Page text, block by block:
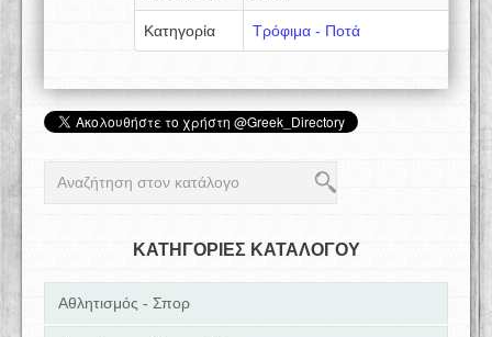
Κατηγορία Τρόφιμα - Ποτά
ΚΑΤΗΓΟΡΙΕΣ ΚΑΤΑΛΟΓΟΥ
Αθλητισμός - Σπορ